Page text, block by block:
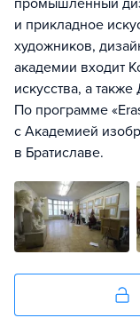
промышленный
и прикладное
художников,
академии входит
искусства, а
По программе
с Академией
в Братиславе.